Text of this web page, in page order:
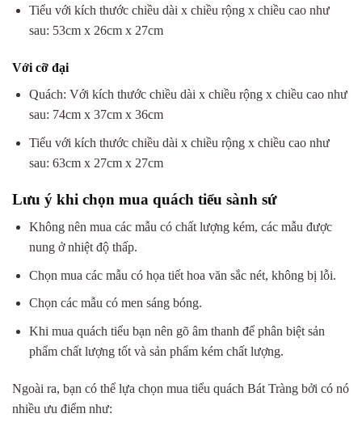
Tiểu với kích thước chiều dài x chiều rộng x chiều cao như
sau: 53cm x 26cm x 27cm
Với cỡ đại
Quách: Với kích thước chiều dài x chiều rộng x chiều cao như
sau: 74cm x 37cm x 36cm
Tiểu với kích thước chiều dài x chiều rộng x chiều cao như
sau: 63cm x 27cm x 27cm
Lưu ý khi chọn mua quách tiểu sành sứ
Không nên mua các mẫu có chất lượng kém, các mẫu được
nung ở nhiệt độ thấp.
Chọn mua các mẫu có họa tiết hoa văn sắc nét, không bị lỗi.
Chọn các mẫu có men sáng bóng.
Khi mua quách tiểu bạn nên gõ âm thanh để phân biệt sản
phẩm chất lượng tốt và sản phẩm kém chất lượng.
Ngoài ra, bạn có thể lựa chọn mua tiểu quách Bát Tràng bởi có nó
nhiều ưu điểm như: